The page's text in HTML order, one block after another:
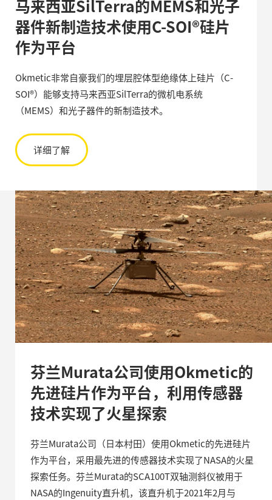
马来西亚SilTerra的MEMS和光子
器件新制造技术使用C-SOI®硅片
作为平台
Okmetic非常自豪我们的埋层腔体型绝缘体上硅片（C-
SOI®）能够支持马来西亚SilTerra的微机电系统
（MEMS）和光子器件的新制造技术。
详细了解
芬兰Murata公司使用Okmetic的
先进硅片作为平台，利用传感器
技术实现了火星探索
芬兰Murata公司（日本村田）使用Okmetic的先进硅片
作为平台，采用最先进的传感器技术实现了NASA的火星
探索任务。芬兰Murata的SCA100T双轴测斜仪被用于
NASA的Ingenuity直升机，该直升机于2021年2月与